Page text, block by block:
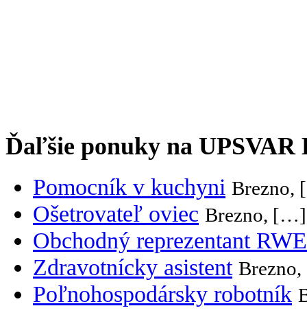
Ďaľšie ponuky na UPSVAR
Pomocník v kuchyni
Ošetrovateľ oviec Brezno, […]
Obchodný reprezentant
Zdravotnícky asistent
Poľnohospodársky robotník